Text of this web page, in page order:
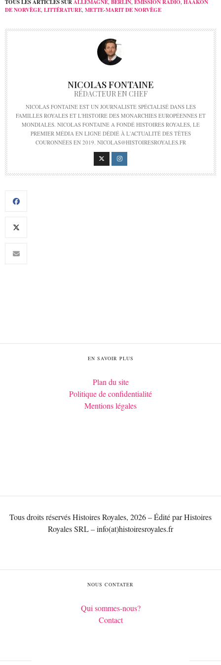
TOUS LES ARTICLES SURALLEMAGNE, BERLIN, ÉMISSION RADIO, HAAKON
DE NORVÈGE, LITTÉRATURE, METTE-MARIT DE NORVÈGE
NICOLAS FONTAINE
RÉDACTEUR EN CHEF
NICOLAS FONTAINE EST UN JOURNALISTE SPÉCIALISÉ DANS LES
FAMILLES ROYALES ET L'HISTOIRE DES MONARCHIES EUROPÉENNES ET
MONDIALES. NICOLAS FONTAINE A FONDÉ HISTOIRES ROYALES, LE
PREMIER MÉDIA EN LIGNE DÉDIÉ À L'ACTUALITÉ DES TÊTES
COURONNÉES EN 2019. NICOLAS@HISTOIRESROYALES.FR
EN SAVOIR PLUS
Plan du site
Politique de confidentialité
Mentions légales
Tous droits réservés Histoires Royales, 2026 – Édité par Histoires
Royales SRL – info(at)histoiresroyales.fr
NOUS CONTATER
Qui sommes-nous?
Contact